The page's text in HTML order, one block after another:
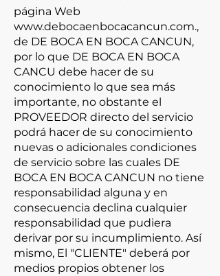
página Web
www.debocaenbocacancun.com.,
de DE BOCA EN BOCA CANCUN,
por lo que DE BOCA EN BOCA
CANCU debe hacer de su
conocimiento lo que sea más
importante, no obstante el
PROVEEDOR directo del servicio
podrá hacer de su conocimiento
nuevas o adicionales condiciones
de servicio sobre las cuales DE
BOCA EN BOCA CANCUN no tiene
responsabilidad alguna y en
consecuencia declina cualquier
responsabilidad que pudiera
derivar por su incumplimiento. Así
mismo, El "CLIENTE" deberá por
medios propios obtener los